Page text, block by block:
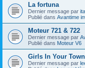
La fortuna
Dernier message par
Publié dans Avantime
Moteur 721 & 722
Dernier message par
Publié dans Moteur V6
Girls In Your
Dernier message par